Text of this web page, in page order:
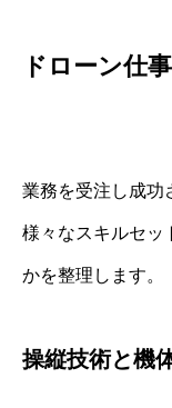
ドローン仕
業務を受注し成功
様々なスキルセッ
かを整理します。
操縦技術と機